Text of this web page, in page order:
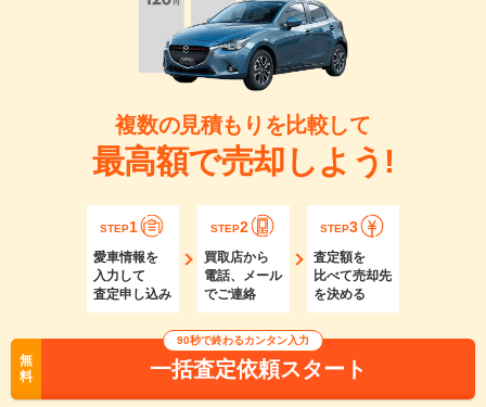
複数の見積もりを比較して
最高額で売却しよう!
STEP1
愛車情報を
入力して
査定申し込み
STEP2
買取店から
電話、メール
でご連絡
STEP3
査定額を
比べて売却先
を決める
無
料
90秒で終わるカンタン入力
一括査定依頼スタート